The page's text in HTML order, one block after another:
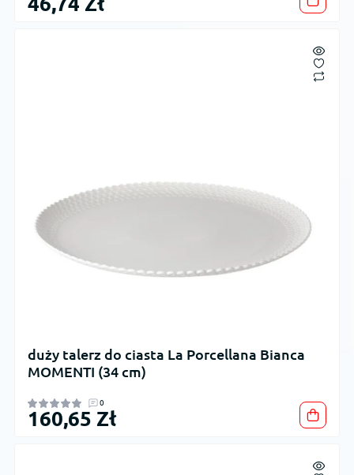
duży talerz do ciasta La Porcellana Bianca
MOMENTI (34 cm)
0
160,65 Zł